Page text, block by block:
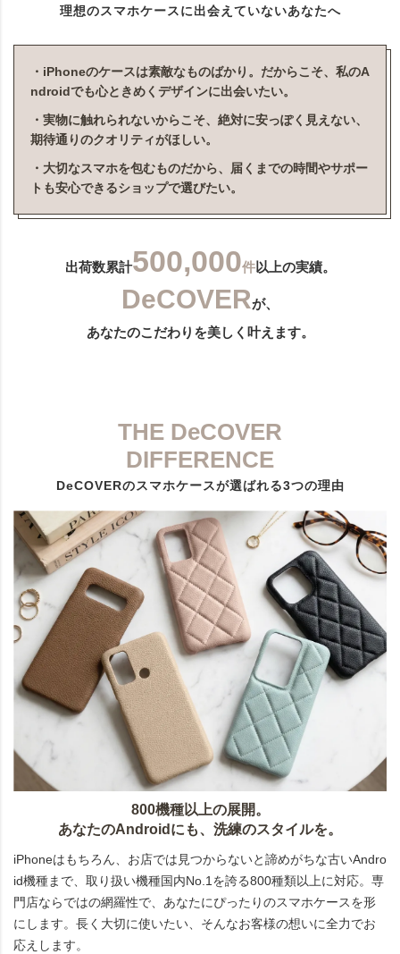
理想のスマホケースに出会えていないあなたへ
・iPhoneのケースは素敵なものばかり。だからこそ、私のA
ndroidでも心ときめくデザインに出会いたい。
・実物に触れられないからこそ、絶対に安っぽく見えない、
期待通りのクオリティがほしい。
・大切なスマホを包むものだから、届くまでの時間やサポー
トも安心できるショップで選びたい。
出荷数累計500,000件以上の実績。
DeCOVERが、
あなたのこだわりを美しく叶えます。
THE DeCOVER
DIFFERENCE
DeCOVERのスマホケースが選ばれる3つの理由
800機種以上の展開。
あなたのAndroidにも、洗練のスタイルを。
iPhoneはもちろん、お店では見つからないと諦めがちな古いAndro
id機種まで、取り扱い機種国内No.1を誇る800種類以上に対応。専
門店ならではの網羅性で、あなたにぴったりのスマホケースを形
にします。長く大切に使いたい、そんなお客様の想いに全力でお
応えします。